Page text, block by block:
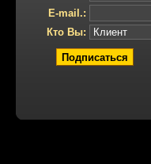
E-mail.:
Кто Вы: